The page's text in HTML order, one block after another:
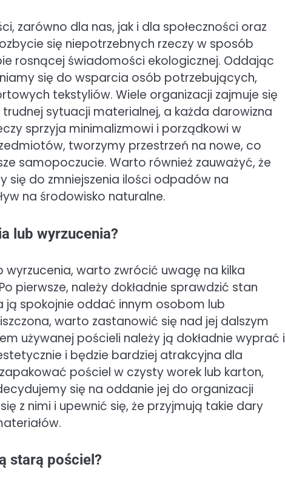
zarówno dla nas, jak i dla społeczności oraz
się niepotrzebnych rzeczy w sposób
rosnącej świadomości ekologicznej. Oddając
się do wsparcia osób potrzebujących,
tekstyliów. Wiele organizacji zajmuje się
sytuacji materialnej, a każda darowizna
sprzyja minimalizmowi i porządkowi w
tworzymy przestrzeń na nowe, co
samopoczucie. Warto również zauważyć, że
się do zmniejszenia ilości odpadów na
na środowisko naturalne.
lub wyrzucenia?
warto zwrócić uwagę na kilka
pierwsze, należy dokładnie sprawdzić stan
ją spokojnie oddać innym osobom lub
warto zastanowić się nad jej dalszym
używanej pościeli należy ją dokładnie wyprać i
i będzie bardziej atrakcyjna dla
pościel w czysty worek lub karton,
się na oddanie jej do organizacji
z nimi i upewnić się, że przyjmują takie dary
starą pościel?